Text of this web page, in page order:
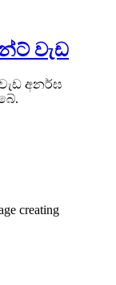
වැඩ
අනර්ඝ
creating